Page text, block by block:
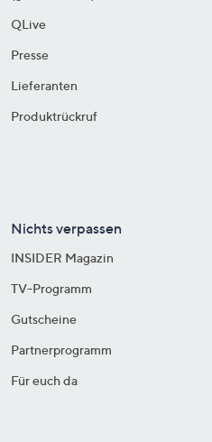
QLive
Presse
Lieferanten
Produktrückruf
Nichts verpassen
INSIDER Magazin
TV-Programm
Gutscheine
Partnerprogramm
Für euch da